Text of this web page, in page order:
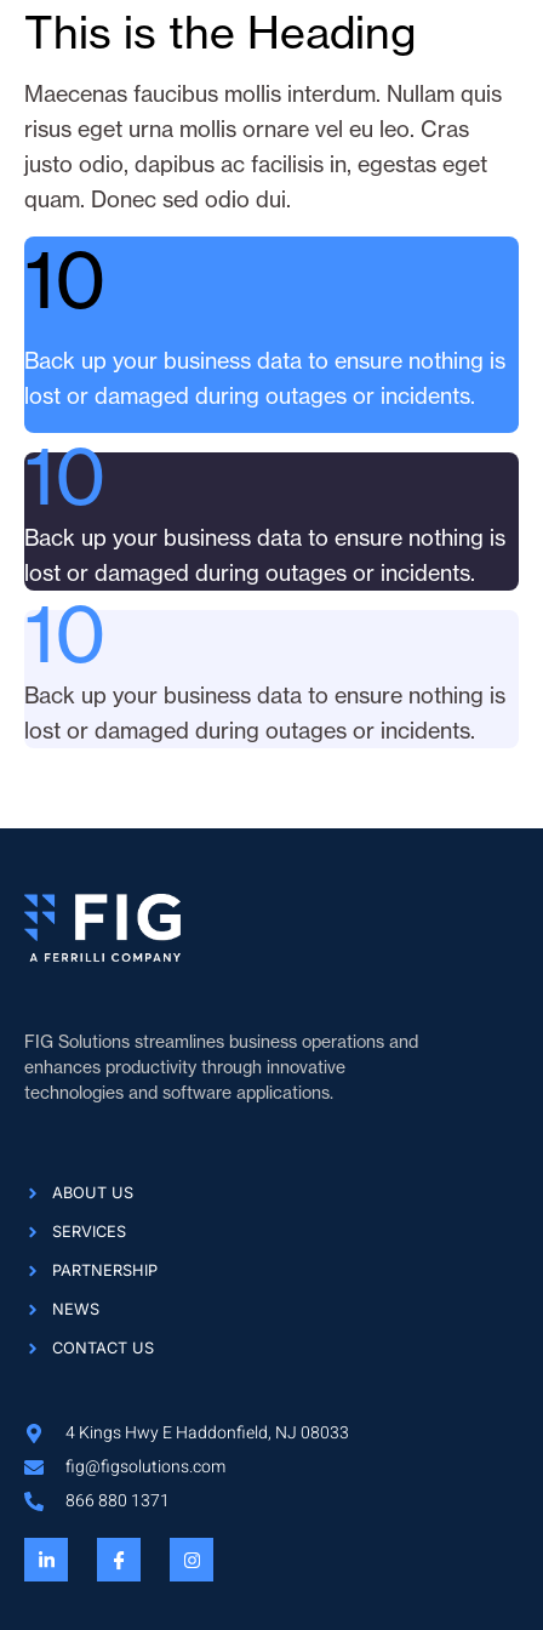
This is the Heading
Maecenas faucibus mollis interdum. Nullam quis
risus eget urna mollis ornare vel eu leo. Cras
justo odio, dapibus ac facilisis in, egestas eget
quam. Donec sed odio dui.
10
Back up your business data to ensure nothing is
lost or damaged during outages or incidents.
10
Back up your business data to ensure nothing is
lost or damaged during outages or incidents.
10
Back up your business data to ensure nothing is
lost or damaged during outages or incidents.
FIG Solutions streamlines business operations and
enhances productivity through innovative
technologies and software applications.
ABOUT US
SERVICES
PARTNERSHIP
NEWS
CONTACT US
4 Kings Hwy E Haddonfield, NJ 08033
fig@figsolutions.com
866 880 1371